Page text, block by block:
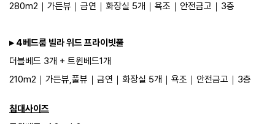
280m2｜​가든뷰｜​​​금연｜​화장실 5개｜​욕조｜​안전금고​​​​​​｜​3층​​​​
▸ 4베드룸 빌라 위드 프라이빗풀
더블베드 3개 + 트윈베드1개
210m2｜​가든뷰,풀뷰｜​​​금연｜​화장실 5개｜​욕조｜​안전금고​​​​​​｜​3층​​​​​
침대사이즈